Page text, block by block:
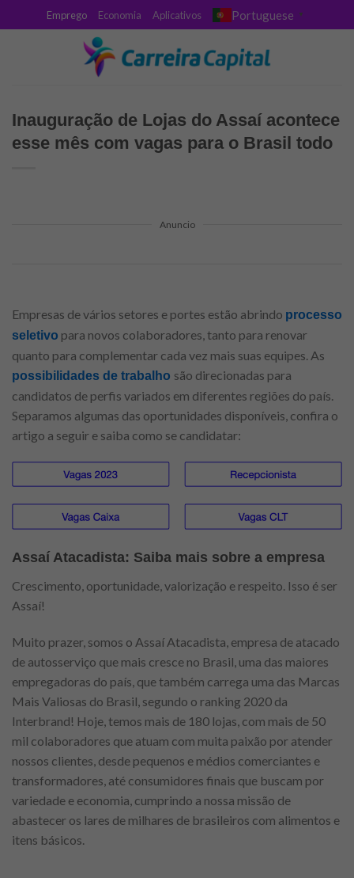
to
Emprego Economia Aplicativos Portuguese ▼
Inauguração de Lojas do Assaí acontece
esse mês com vagas para o Brasil todo
Anuncio
Empresas de vários setores e portes estão abrindo processo
seletivo para novos colaboradores, tanto para renovar
quanto para complementar cada vez mais suas equipes. As
possibilidades de trabalho são direcionadas para
candidatos de perfis variados em diferentes regiões do país.
Separamos algumas das oportunidades disponíveis, confira o
artigo a seguir e saiba como se candidatar:
Assaí Atacadista: Saiba mais sobre a empresa
Crescimento, oportunidade, valorização e respeito. Isso é ser
Assaí!
Muito prazer, somos o Assaí Atacadista, empresa de atacado
de autosserviço que mais cresce no Brasil, uma das maiores
empregadoras do país, que também carrega uma das Marcas
Mais Valiosas do Brasil, segundo o ranking 2020 da
Interbrand! Hoje, temos mais de 180 lojas, com mais de 50
mil colaboradores que atuam com muita paixão por atender
nossos clientes, desde pequenos e médios comerciantes e
transformadores, até consumidores finais que buscam por
variedade e economia, cumprindo a nossa missão de
abastecer os lares de milhares de brasileiros com alimentos e
itens básicos.